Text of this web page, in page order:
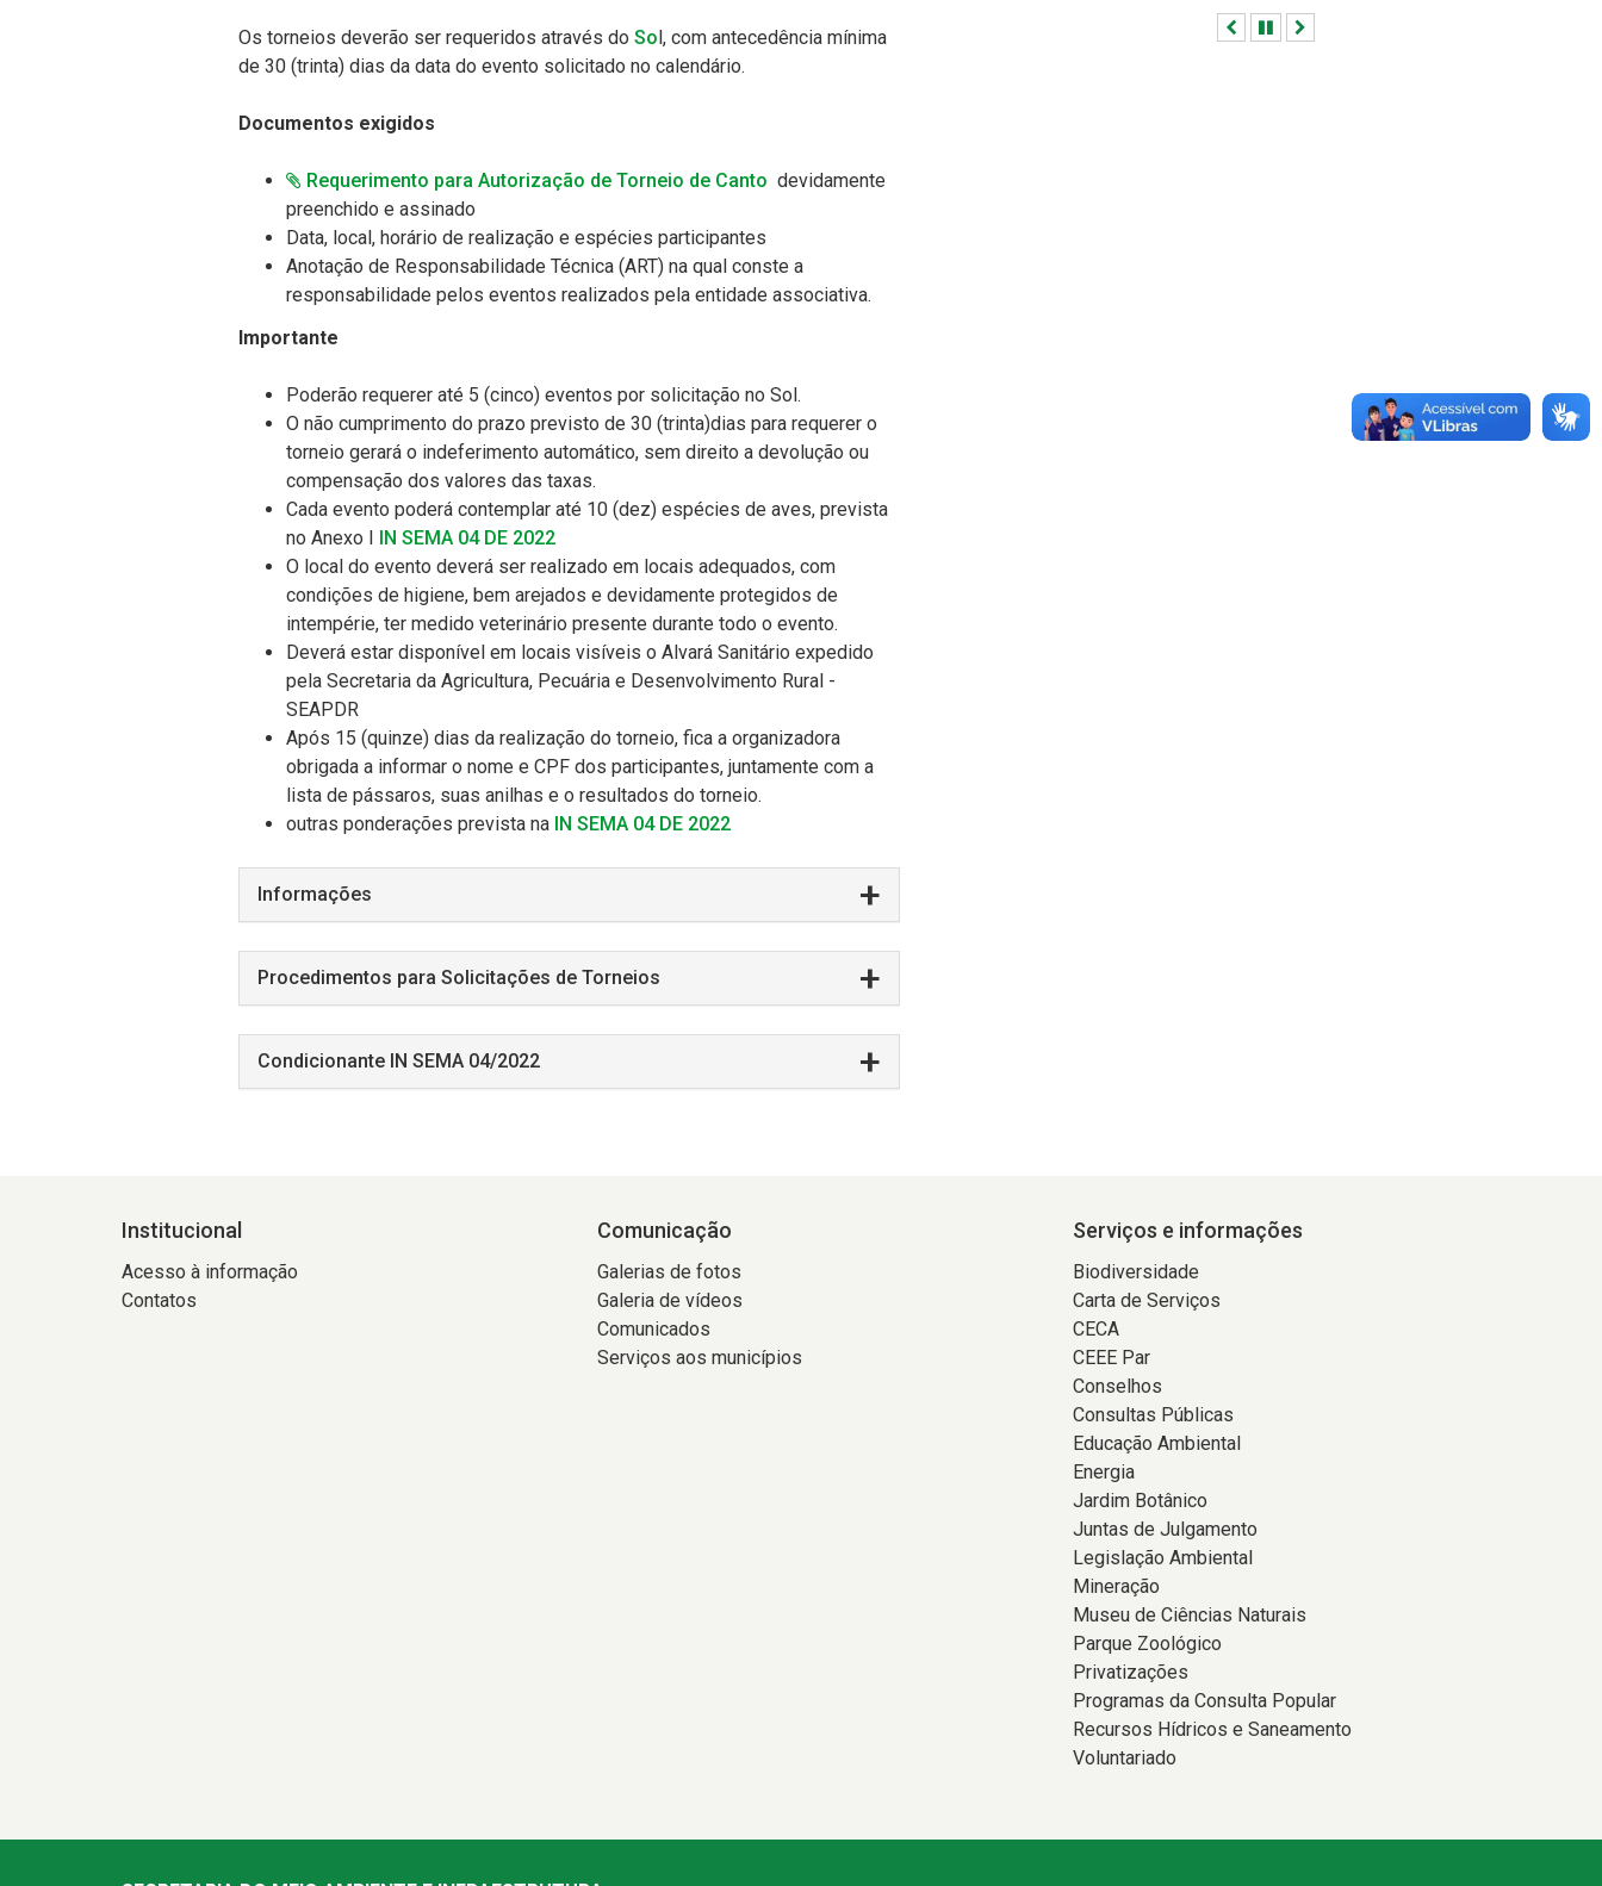
Os torneios deverão ser requeridos através do Sol, com antecedência mínima
de 30 (trinta) dias da data do evento solicitado no calendário.
Documentos exigidos
Requerimento para Autorização de Torneio de Canto devidamente
preenchido e assinado
Data, local, horário de realização e espécies participantes
Anotação de Responsabilidade Técnica (ART) na qual conste a
responsabilidade pelos eventos realizados pela entidade associativa.
Importante
Poderão requerer até 5 (cinco) eventos por solicitação no Sol.
O não cumprimento do prazo previsto de 30 (trinta)dias para requerer o
torneio gerará o indeferimento automático, sem direito a devolução ou
compensação dos valores das taxas.
Cada evento poderá contemplar até 10 (dez) espécies de aves, prevista
no Anexo I IN SEMA 04 DE 2022
O local do evento deverá ser realizado em locais adequados, com
condições de higiene, bem arejados e devidamente protegidos de
intempérie, ter medido veterinário presente durante todo o evento.
Deverá estar disponível em locais visíveis o Alvará Sanitário expedido
pela Secretaria da Agricultura, Pecuária e Desenvolvimento Rural -
SEAPDR
Após 15 (quinze) dias da realização do torneio, fica a organizadora
obrigada a informar o nome e CPF dos participantes, juntamente com a
lista de pássaros, suas anilhas e o resultados do torneio.
outras ponderações prevista na IN SEMA 04 DE 2022
Informações
Procedimentos para Solicitações de Torneios
Condicionante IN SEMA 04/2022
AnteriorPausar
Institucional
Acesso à informação
Contatos
Comunicação
Galerias de fotos
Galeria de vídeos
Comunicados
Serviços aos municípios
Serviços e informações
Biodiversidade
Carta de Serviços
CECA
CEEE Par
Conselhos
Consultas Públicas
Educação Ambiental
Energia
Jardim Botânico
Juntas de Julgamento
Legislação Ambiental
Mineração
Museu de Ciências Naturais
Parque Zoológico
Privatizações
Programas da Consulta Popular
Recursos Hídricos e Saneamento
Voluntariado